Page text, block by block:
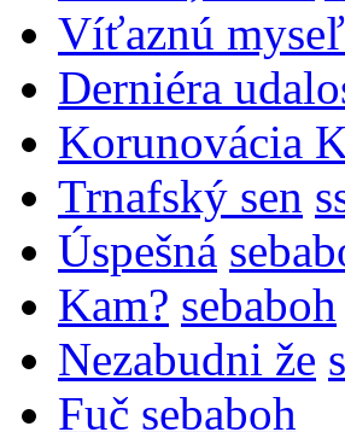
Víťaznú
Derniéra
Korunovácia
Trnafský sen
Úspešná
Kam? sebaboh
Nezabudni že
Fuč sebaboh